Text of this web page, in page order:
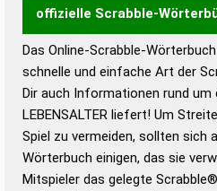
offizielle Scrabble-
Wortwurzel liefert mit Hilfe
Wortanalyse-Algorithmus
Wortbedeutung,
Gültigkeit eines Wortes für
bestimmen! zugelassene
Wörterbücher sind:
Das Online-Scrabble-
schnelle und einfache Art der
Dir auch Informationen rund um
LEBENSALTER liefert! Um
Spiel zu vermeiden, sollten sich
Wörterbuch einigen, das sie
Mitspieler das gelegte